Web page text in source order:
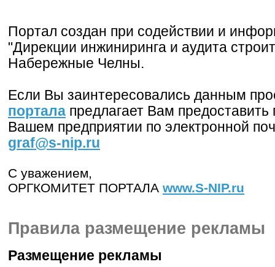
Портал создан при содействии и
"Дирекции инжиниринга и аудита
Набережные Челны.
Если Вы заинтересовались данным
портала предлагает Вам
Вашем предприятии по электронной
graf@s-nip.ru
С уважением,
ОРГКОМИТЕТ ПОРТАЛА www.S-NIP.ru
Правила размещение рекламы
Размещение рекламы